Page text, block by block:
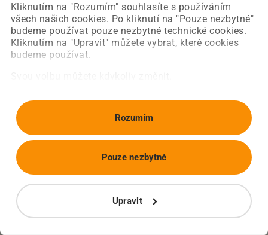
Kliknutím na "Rozumím" souhlasíte s používáním
všech našich cookies. Po kliknutí na "Pouze nezbytné"
budeme používat pouze nezbytné technické cookies.
Kliknutím na "Upravit" můžete vybrat, které cookies
budeme používat.
Rozumím
Upravit
Pouze nezbytné
Obnovit stránku Úvodní strana